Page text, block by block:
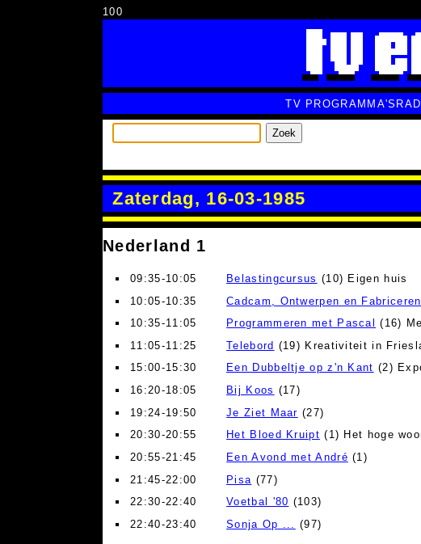
100
TV PROGRAMMA'S
Zoek
Zaterdag, 16-03-1985
Nederland 1
09:35-10:05 Belastingcursus (10) Eigen huis
10:05-10:35
Cadcam, Ontwerpen en
10:35-11:05
Programmeren met Pascal
(16)
11:05-11:25
Telebord (19) Kreativiteit in
15:00-15:30
Een Dubbeltje op z'n Kant (2)
16:20-18:05
Bij Koos (17)
19:24-19:50
Je Ziet Maar (27)
20:30-20:55
Het Bloed Kruipt (1) Het hoge
20:55-21:45
Een Avond met André (1)
21:45-22:00
Pisa (77)
22:30-22:40
Voetbal '80 (103)
22:40-23:40
Sonja Op ... (97)